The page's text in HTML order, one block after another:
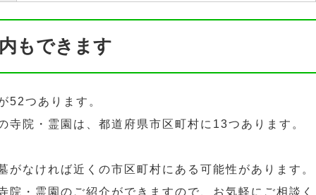
もできます
52つあります。
寺院・霊園は、都道府県市区町村に13つあります。
がなければ近くの市区町村にある可能性があります。
院・霊園のご紹介ができますので、お気軽にご相談く